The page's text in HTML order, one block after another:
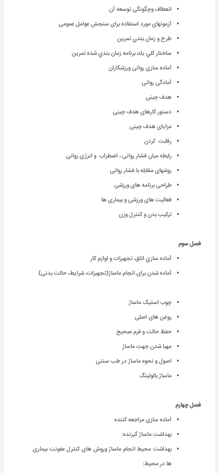
انعطاف وچگونگی توسعه آن
آزمونهای مورد استفاده برای سنجش عوامل عمومی
طرح و زمان بند‍‍‍ي تمرين
ساختار كلي يك برنامه زمان بندي شده تمرين
آماده سازی روانی ورزشكاران
آمادگی روانی
هدف چينی
دستور كارهای هدف چينی
مزايای هدف چينی
رقابت کردن
رابطه ميان فشار روانی ، اضطراب و انرژی روانی
روشهای مقابله با فشار روانی
طراحی برنامه های ورزشی
فعالیت های ورزشی و بیماری ها
ترکیب بدن و کنترل وزن
فصل سوم
آماده سازي اتاق، تجهيزات و لوازم كار
آماده شدن برای انجام ماساژ(تجهیزات، شرایط، حالت بدنی)
چوب استیک ماساژ
روغن های اصلی
حفظ حالت و فرم صحیح
مهیا شدن جهت ماساژ
اصول و نحوه ماساژ در طب سنتی
ماساژ بالولینگ
فصل چهارم
آماده سازی مراجعه کننده
بهداشت ماساژ گیرنده:
بهداشت محیط انجام ماساژ وروش های کنترل عفونت بیماری
ها در محیط: